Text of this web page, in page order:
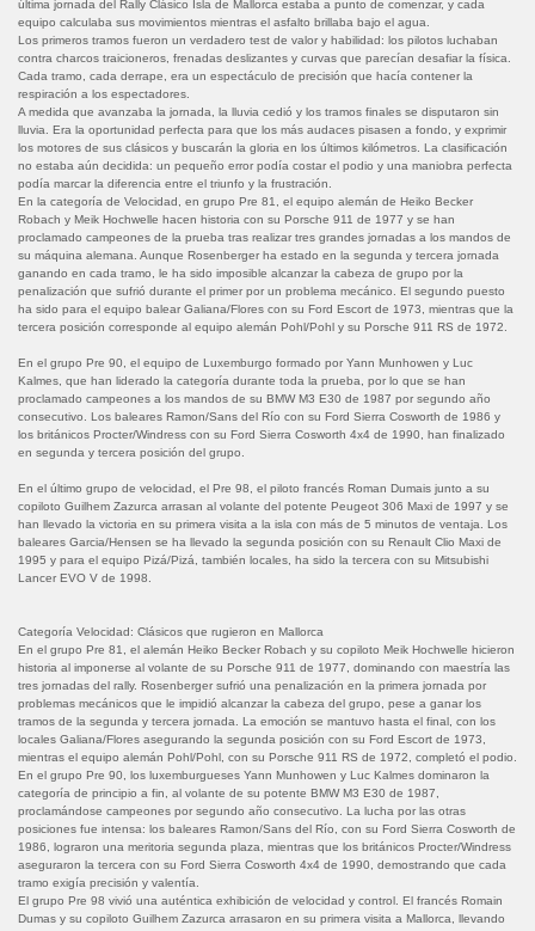
última jornada del Rally Clásico Isla de Mallorca estaba a punto de comenzar, y cada
equipo calculaba sus movimientos mientras el asfalto brillaba bajo el agua.
Los primeros tramos fueron un verdadero test de valor y habilidad: los pilotos luchaban
contra charcos traicioneros, frenadas deslizantes y curvas que parecían desafiar la física.
Cada tramo, cada derrape, era un espectáculo de precisión que hacía contener la
respiración a los espectadores.
A medida que avanzaba la jornada, la lluvia cedió y los tramos finales se disputaron sin
lluvia. Era la oportunidad perfecta para que los más audaces pisasen a fondo, y exprimir
los motores de sus clásicos y buscarán la gloria en los últimos kilómetros. La clasificación
no estaba aún decidida: un pequeño error podía costar el podio y una maniobra perfecta
podía marcar la diferencia entre el triunfo y la frustración.
En la categoría de Velocidad, en grupo Pre 81, el equipo alemán de Heiko Becker
Robach y Meik Hochwelle hacen historia con su Porsche 911 de 1977 y se han
proclamado campeones de la prueba tras realizar tres grandes jornadas a los mandos de
su máquina alemana. Aunque Rosenberger ha estado en la segunda y tercera jornada
ganando en cada tramo, le ha sido imposible alcanzar la cabeza de grupo por la
penalización que sufrió durante el primer por un problema mecánico. El segundo puesto
ha sido para el equipo balear Galiana/Flores con su Ford Escort de 1973, mientras que la
tercera posición corresponde al equipo alemán Pohl/Pohl y su Porsche 911 RS de 1972.
En el grupo Pre 90, el equipo de Luxemburgo formado por Yann Munhowen y Luc
Kalmes, que han liderado la categoría durante toda la prueba, por lo que se han
proclamado campeones a los mandos de su BMW M3 E30 de 1987 por segundo año
consecutivo. Los baleares Ramon/Sans del Río con su Ford Sierra Cosworth de 1986 y
los británicos Procter/Windress con su Ford Sierra Cosworth 4x4 de 1990, han finalizado
en segunda y tercera posición del grupo.
En el último grupo de velocidad, el Pre 98, el piloto francés Roman Dumais junto a su
copiloto Guilhem Zazurca arrasan al volante del potente Peugeot 306 Maxi de 1997 y se
han llevado la victoria en su primera visita a la isla con más de 5 minutos de ventaja. Los
baleares Garcia/Hensen se ha llevado la segunda posición con su Renault Clio Maxi de
1995 y para el equipo Pizá/Pizá, también locales, ha sido la tercera con su Mitsubishi
Lancer EVO V de 1998.
Categoría Velocidad: Clásicos que rugieron en Mallorca
En el grupo Pre 81, el alemán Heiko Becker Robach y su copiloto Meik Hochwelle hicieron
historia al imponerse al volante de su Porsche 911 de 1977, dominando con maestría las
tres jornadas del rally. Rosenberger sufrió una penalización en la primera jornada por
problemas mecánicos que le impidió alcanzar la cabeza del grupo, pese a ganar los
tramos de la segunda y tercera jornada. La emoción se mantuvo hasta el final, con los
locales Galiana/Flores asegurando la segunda posición con su Ford Escort de 1973,
mientras el equipo alemán Pohl/Pohl, con su Porsche 911 RS de 1972, completó el podio.
En el grupo Pre 90, los luxemburgueses Yann Munhowen y Luc Kalmes dominaron la
categoría de principio a fin, al volante de su potente BMW M3 E30 de 1987,
proclamándose campeones por segundo año consecutivo. La lucha por las otras
posiciones fue intensa: los baleares Ramon/Sans del Río, con su Ford Sierra Cosworth de
1986, lograron una meritoria segunda plaza, mientras que los británicos Procter/Windress
aseguraron la tercera con su Ford Sierra Cosworth 4x4 de 1990, demostrando que cada
tramo exigía precisión y valentía.
El grupo Pre 98 vivió una auténtica exhibición de velocidad y control. El francés Romain
Dumas y su copiloto Guilhem Zazurca arrasaron en su primera visita a Mallorca, llevando